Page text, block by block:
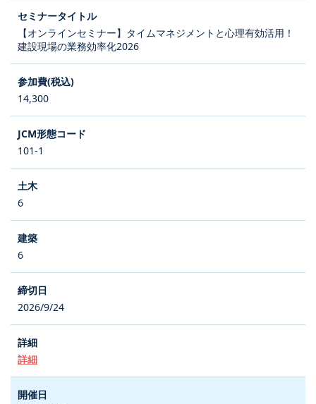
【オンラインセミナー】タイムマネジメントと心理有効活用！
建設現場の業務効率化2026
14,300
101-1
6
6
2026/9/24
詳細